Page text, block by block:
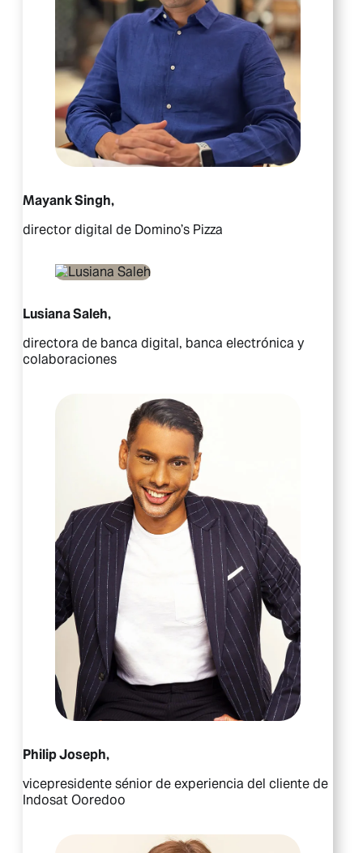
Mayank Singh,
director digital de Domino’s Pizza
Lusiana Saleh,
directora de banca digital, banca electrónica y
colaboraciones
Philip Joseph,
vicepresidente sénior de experiencia del cliente de
Indosat Ooredoo